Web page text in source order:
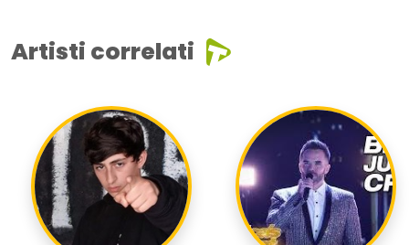
Artisti correlati